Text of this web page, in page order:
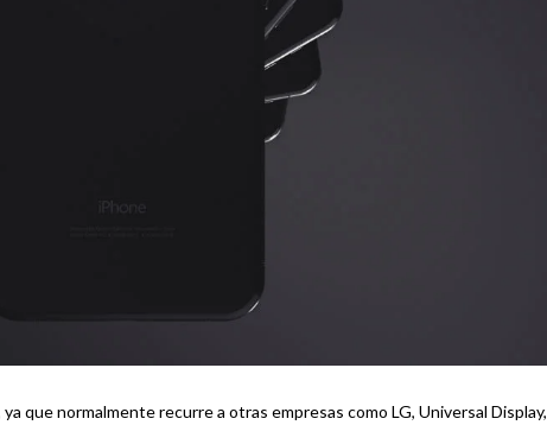
que normalmente recurre a otras empresas como LG, Universal Display,